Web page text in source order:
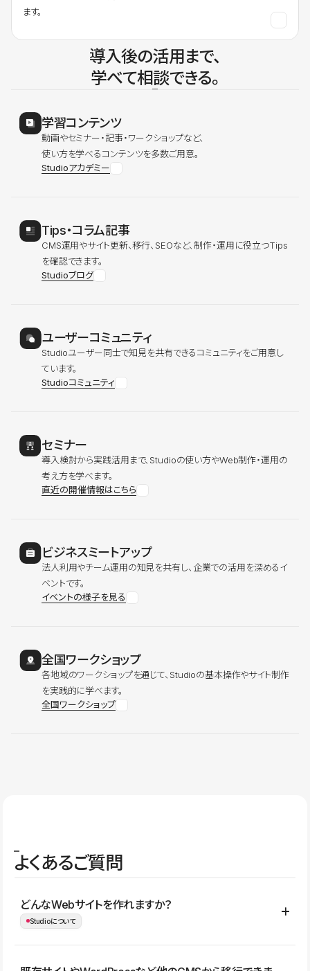
ます。
導入後の活用まで、
学べて相談できる。
学習コンテンツ
動画やセミナー・記事・ワークショップなど、
使い方を学べるコンテンツを多数ご用意。
Studioアカデミー
Tips・コラム記事
CMS運用やサイト更新、移行、SEOなど、制作・運用に役立つTips
を確認できます。
Studioブログ
ユーザーコミュニティ
Studioユーザー同士で知見を共有できるコミュニティをご用意し
ています。
Studioコミュニティ
セミナー
導入検討から実践活用まで、Studioの使い方やWeb制作・運用の
考え方を学べます。
直近の開催情報はこちら
ビジネスミートアップ
法人利用やチーム運用の知見を共有し、企業での活用を深めるイ
ベントです。
イベントの様子を見る
全国ワークショップ
各地域のワークショップを通じて、Studioの基本操作やサイト制作
を実践的に学べます。
全国ワークショップ
よくあるご質問
どんなWebサイトを作れますか？
Studioについて
コーポレートサイト、サービスサイト、LP、採用サイト、ブロ